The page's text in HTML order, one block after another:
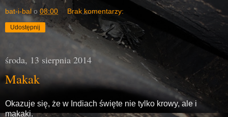
bat-i-bal o 08:00 Brak komentarzy:
Udostępnij
środa, 13 sierpnia 2014
Makak
Okazuje się, że w Indiach święte nie tylko krowy, ale i
makaki.